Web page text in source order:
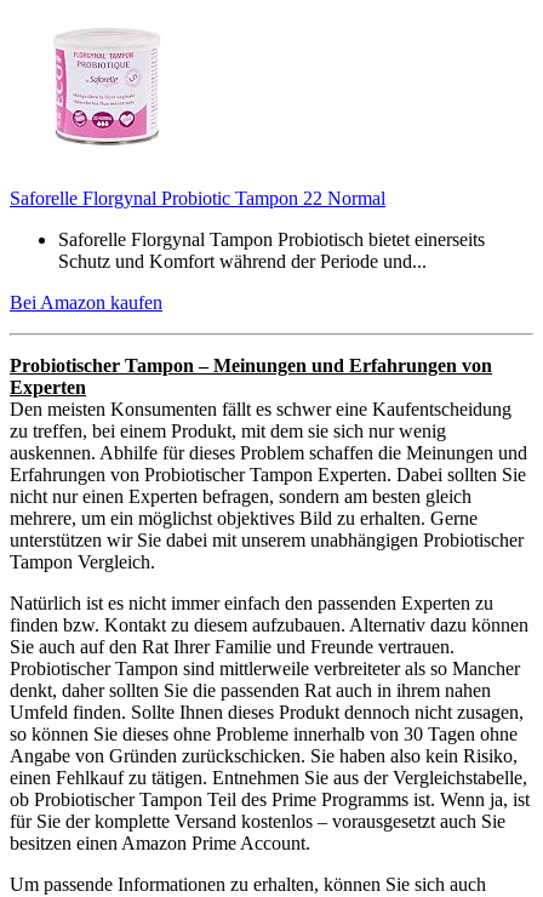
Saforelle Florgynal Probiotic Tampon 22 Normal
Saforelle Florgynal Tampon Probiotisch bietet einerseits
Schutz und Komfort während der Periode und...
Bei Amazon kaufen
Probiotischer Tampon – Meinungen und Erfahrungen von
Experten
Den meisten Konsumenten fällt es schwer eine Kaufentscheidung
zu treffen, bei einem Produkt, mit dem sie sich nur wenig
auskennen. Abhilfe für dieses Problem schaffen die Meinungen und
Erfahrungen von Probiotischer Tampon Experten. Dabei sollten Sie
nicht nur einen Experten befragen, sondern am besten gleich
mehrere, um ein möglichst objektives Bild zu erhalten. Gerne
unterstützen wir Sie dabei mit unserem unabhängigen Probiotischer
Tampon Vergleich.
Natürlich ist es nicht immer einfach den passenden Experten zu
finden bzw. Kontakt zu diesem aufzubauen. Alternativ dazu können
Sie auch auf den Rat Ihrer Familie und Freunde vertrauen.
Probiotischer Tampon sind mittlerweile verbreiteter als so Mancher
denkt, daher sollten Sie die passenden Rat auch in ihrem nahen
Umfeld finden. Sollte Ihnen dieses Produkt dennoch nicht zusagen,
so können Sie dieses ohne Probleme innerhalb von 30 Tagen ohne
Angabe von Gründen zurückschicken. Sie haben also kein Risiko,
einen Fehlkauf zu tätigen. Entnehmen Sie aus der Vergleichstabelle,
ob Probiotischer Tampon Teil des Prime Programms ist. Wenn ja, ist
für Sie der komplette Versand kostenlos – vorausgesetzt auch Sie
besitzen einen Amazon Prime Account.
Um passende Informationen zu erhalten, können Sie sich auch